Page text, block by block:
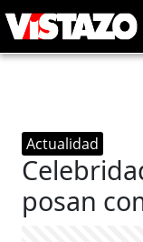
Actualidad
posan